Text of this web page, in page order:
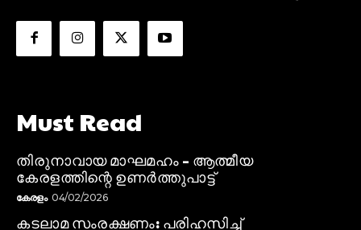
Must Read
തിരുനാവായ മാഘമഹം – ആത്മീയ
കേരളത്തിന്റെ ഉണർത്തുപാട്ട്
കേരളം 04/02/2026
കടലാമ സംരക്ഷണം: പരിഹസിച്ച്